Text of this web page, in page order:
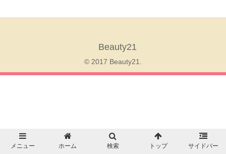
Beauty21
© 2017 Beauty21.
メニュー ホーム 検索 トップ サイドバー